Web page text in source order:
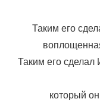
Таким его
Таким его
который